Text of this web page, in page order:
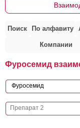
Поиск По алфавиту
Компании
Фуросемид